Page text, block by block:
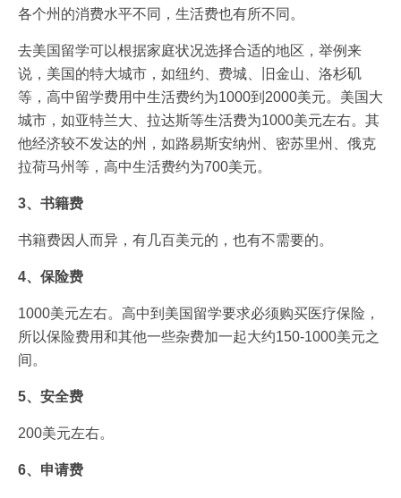
各个州的消费水平不同，生活费也有所不同。
去美国留学可以根据家庭状况选择合适的地区，举例来
说，美国的特大城市，如纽约、费城、旧金山、洛杉矶
等，高中留学费用中生活费约为1000到2000美元。美国大
城市，如亚特兰大、拉达斯等生活费为1000美元左右。其
他经济较不发达的州，如路易斯安纳州、密苏里州、俄克
拉荷马州等，高中生活费约为700美元。
3、书籍费
书籍费因人而异，有几百美元的，也有不需要的。
4、保险费
1000美元左右。高中到美国留学要求必须购买医疗保险，
所以保险费用和其他一些杂费加一起大约150-1000美元之
间。
5、安全费
200美元左右。
6、申请费